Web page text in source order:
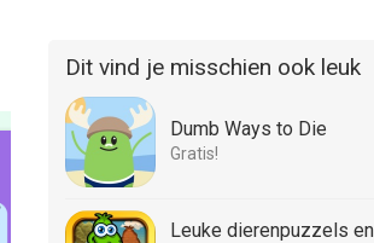
Dit vind je misschien ook leuk
Dumb Ways to Die
Gratis!
Leuke dierenpuzzels en